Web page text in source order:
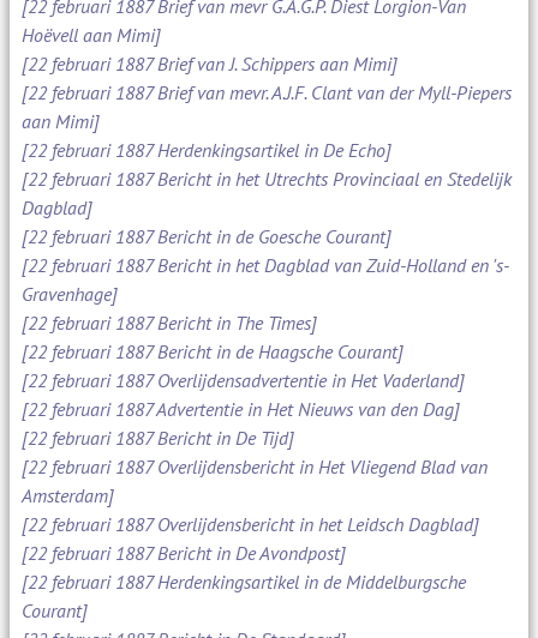
[22 februari 1887 Brief van mevr G.A.G.P. Diest Lorgion-Van
Hoëvell aan Mimi]
[22 februari 1887 Brief van J. Schippers aan Mimi]
[22 februari 1887 Brief van mevr. A.J.F. Clant van der Myll-Piepers
aan Mimi]
[22 februari 1887 Herdenkingsartikel in De Echo]
[22 februari 1887 Bericht in het Utrechts Provinciaal en Stedelijk
Dagblad]
[22 februari 1887 Bericht in de Goesche Courant]
[22 februari 1887 Bericht in het Dagblad van Zuid-Holland en 's-
Gravenhage]
[22 februari 1887 Bericht in The Times]
[22 februari 1887 Bericht in de Haagsche Courant]
[22 februari 1887 Overlijdensadvertentie in Het Vaderland]
[22 februari 1887 Advertentie in Het Nieuws van den Dag]
[22 februari 1887 Bericht in De Tijd]
[22 februari 1887 Overlijdensbericht in Het Vliegend Blad van
Amsterdam]
[22 februari 1887 Overlijdensbericht in het Leidsch Dagblad]
[22 februari 1887 Bericht in De Avondpost]
[22 februari 1887 Herdenkingsartikel in de Middelburgsche
Courant]